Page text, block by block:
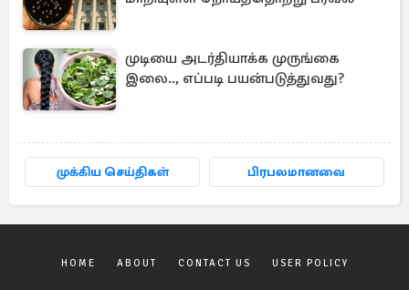
முடியை அடர்தியாக்க முருங்கை
இலை.., எப்படி பயன்படுத்துவது?
முக்கிய செய்திகள் பிரபலமானவை
HOME ABOUT CONTACT US USER POLICY